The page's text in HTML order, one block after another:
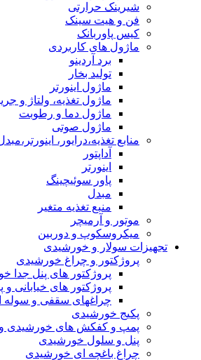
شیرینک حرارتی
فن و هیت سینک
کیس پاوربانک
ماژول های کاربردی
برد آردینو
تولید بخار
ماژول اینورتر
ماژول تغذیه، ولتاژ و
ماژول دما و رطوبت
ماژول صوتی
منابع تغذیه،درایور،
آداپتور
اینورتر
پاور سوئیچینگ
مبدل
منبع تغذیه متغیر
موتور و آرمیچر
میکروسکوپ و دوربین
تجهیزات سولار و خورشیدی
پروژکتور و چراغ خورشیدی
پروژکتور های پنل جدا
پروژکتور های خیابانی
چراغهای سقفی و سوله
پکیج خورشیدی
پمپ و کفکش های خورشیدی و DC
پنل و سلول خورشیدی
چراغ باغچه ای خورشیدی